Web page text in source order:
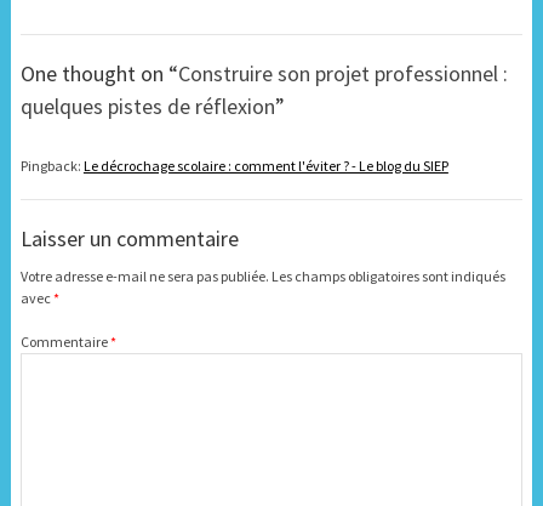
One thought on “Construire son projet professionnel :
quelques pistes de réflexion”
Pingback: Le décrochage scolaire : comment l'éviter ? - Le blog du SIEP
Laisser un commentaire
Votre adresse e-mail ne sera pas publiée. Les champs obligatoires sont indiqués
avec*
Commentaire*